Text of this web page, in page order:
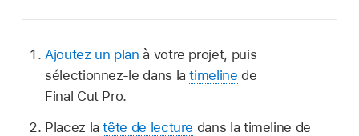
Ajoutez un plan à votre projet, puis
sélectionnez-le dans latimeline de
Final Cut Pro.
Placez latête de lecture dans la timeline de